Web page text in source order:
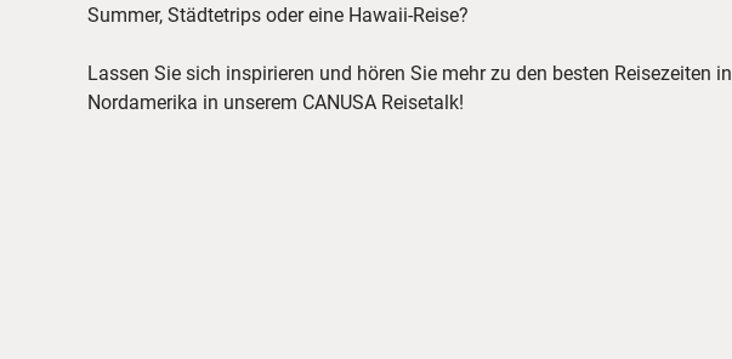
Summer, Städtetrips oder eine Hawaii-Reise?
Lassen Sie sich inspirieren und hören Sie mehr zu den besten Reisezeiten in
Nordamerika in unserem CANUSA Reisetalk!